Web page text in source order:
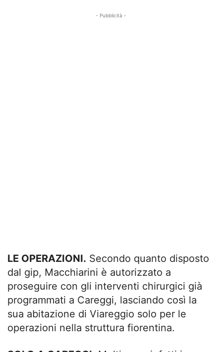
- Pubblicità -
LE OPERAZIONI. Secondo quanto disposto
dal gip, Macchiarini è autorizzato a
proseguire con gli interventi chirurgici già
programmati a Careggi, lasciando così la
sua abitazione di Viareggio solo per le
operazioni nella struttura fiorentina.